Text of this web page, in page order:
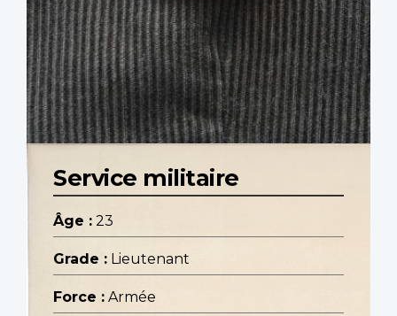
Service militaire
Âge : 23
Grade : Lieutenant
Force : Armée